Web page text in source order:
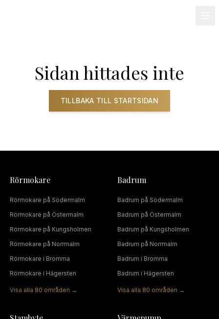
Sidan hittades inte
TILLBAKA TILL STARTSIDAN
Rörmokare
Rörmokare på Södermalm
Rörmokare på Östermalm
Rörmokare på Kungsholmen
Rörmokare på Norrmalm
Rörmokare i Bromma
Rörmokare i Hägersten
Visa alla 80 områden →
Badrum
Badrum på Södermalm
Badrum på Östermalm
Badrum på Kungsholmen
Badrum på Norrmalm
Badrum i Bromma
Badrum i Hägersten
Visa alla 80 områden →